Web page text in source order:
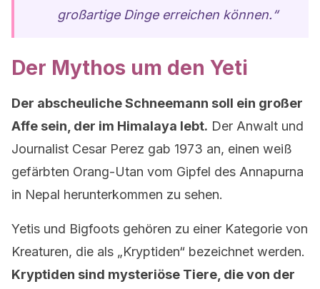
großartige Dinge erreichen können.“
Der Mythos um den Yeti
Der abscheuliche Schneemann soll ein großer
Affe sein, der im Himalaya lebt. Der Anwalt und
Journalist Cesar Perez gab 1973 an, einen weiß
gefärbten Orang-Utan vom Gipfel des Annapurna
in Nepal herunterkommen zu sehen.
Yetis und Bigfoots gehören zu einer Kategorie von
Kreaturen, die als „Kryptiden“ bezeichnet werden.
Kryptiden sind mysteriöse Tiere, die von der